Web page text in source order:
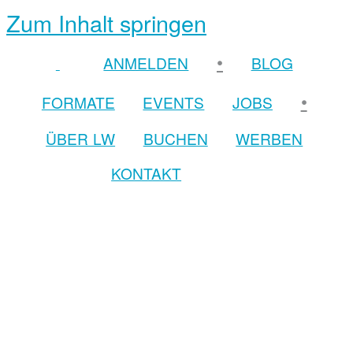
Zum Inhalt springen
ANMELDEN •
BLOG
FORMATE
EVENTS JOBS •
ÜBER LW BUCHEN
WERBEN
KONTAKT